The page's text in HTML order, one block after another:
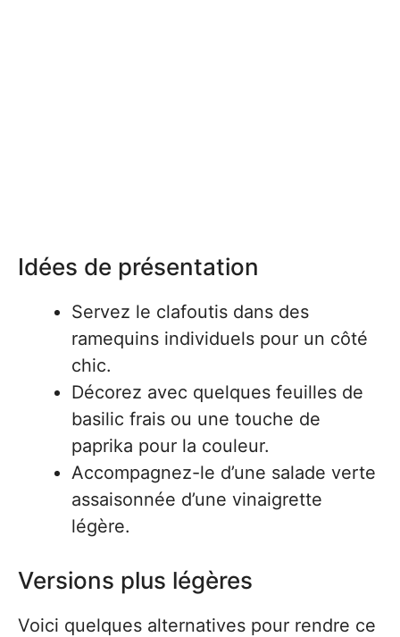
Idées de présentation
Servez le clafoutis dans des
ramequins individuels pour un côté
chic.
Décorez avec quelques feuilles de
basilic frais ou une touche de
paprika pour la couleur.
Accompagnez-le d’une salade verte
assaisonnée d’une vinaigrette
légère.
Versions plus légères
Voici quelques alternatives pour rendre ce